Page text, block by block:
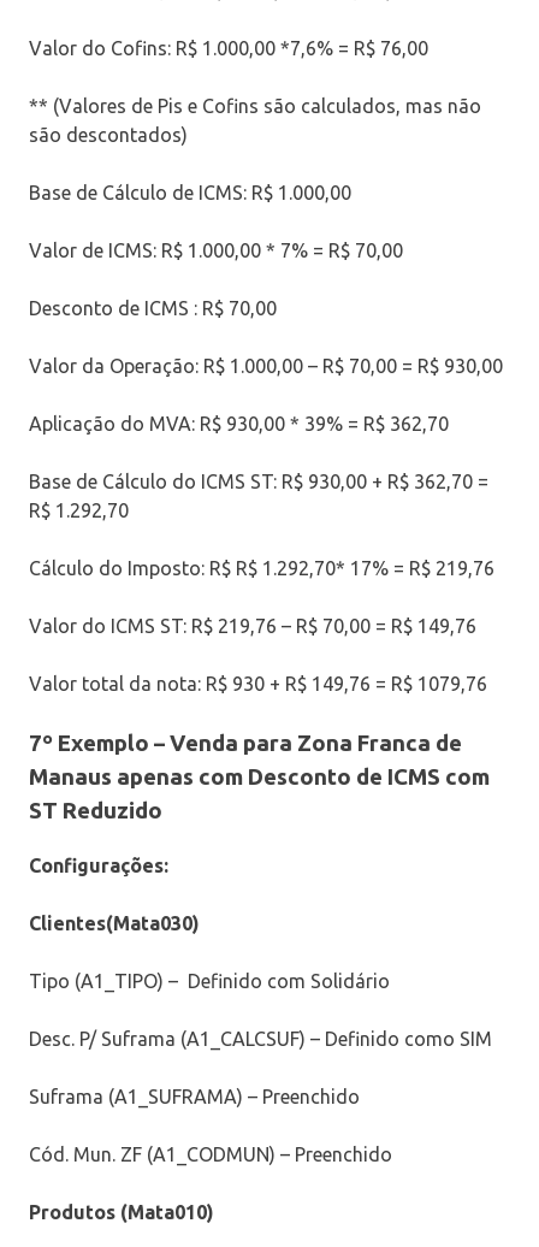
Valor do Cofins: R$ 1.000,00 *7,6% = R$ 76,00
** (Valores de Pis e Cofins são calculados, mas não
são descontados)
Base de Cálculo de ICMS: R$ 1.000,00
Valor de ICMS: R$ 1.000,00 * 7% = R$ 70,00
Desconto de ICMS : R$ 70,00
Valor da Operação: R$ 1.000,00 – R$ 70,00 = R$ 930,00
Aplicação do MVA: R$ 930,00 * 39% = R$ 362,70
Base de Cálculo do ICMS ST: R$ 930,00 + R$ 362,70 =
R$ 1.292,70
Cálculo do Imposto: R$ R$ 1.292,70* 17% = R$ 219,76
Valor do ICMS ST: R$ 219,76 – R$ 70,00 = R$ 149,76
Valor total da nota: R$ 930 + R$ 149,76 = R$ 1079,76
7º Exemplo –Venda para Zona Franca de
Manaus apenas com Desconto de ICMS com
ST Reduzido
Configurações:
Clientes(Mata030)
Tipo (A1_TIPO) – Definido com Solidário
Desc. P/ Suframa (A1_CALCSUF) – Definido como SIM
Suframa (A1_SUFRAMA) – Preenchido
Cód. Mun. ZF (A1_CODMUN) – Preenchido
Produtos (Mata010)